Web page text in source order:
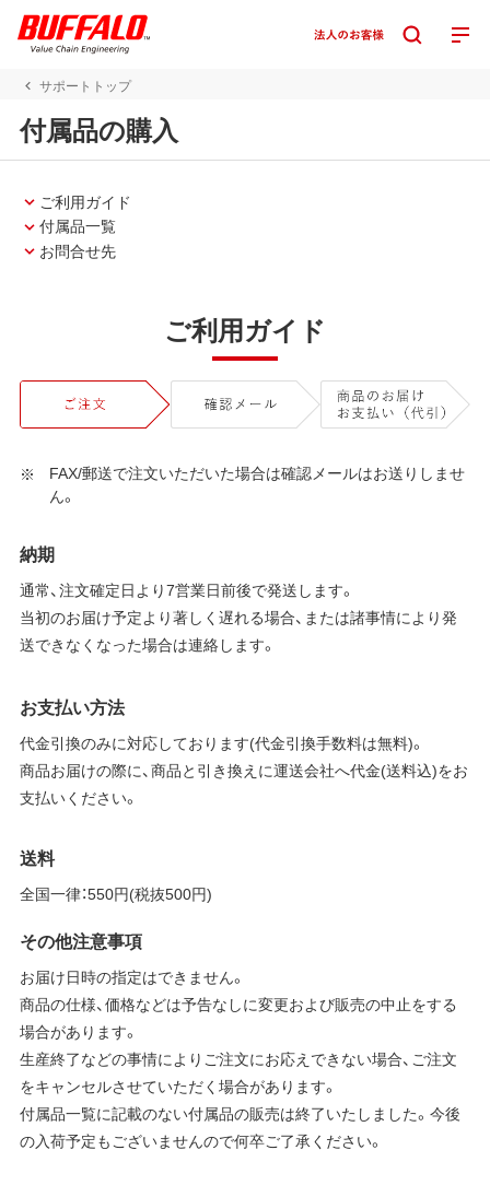
サポートトップ
付属品の購入
ご利用ガイド
付属品一覧
お問合せ先
ご利用ガイド
FAX/郵送で注文いただいた場合は確認メールはお送りしませ
ん。
納期
通常、注文確定日より7営業日前後で発送します。
当初のお届け予定より著しく遅れる場合、または諸事情により発
送できなくなった場合は連絡します。
お支払い方法
代金引換のみに対応しております(代金引換手数料は無料)。
商品お届けの際に、商品と引き換えに運送会社へ代金(送料込)をお
支払いください。
送料
全国一律：550円(税抜500円)
その他注意事項
お届け日時の指定はできません。
商品の仕様、価格などは予告なしに変更および販売の中止をする
場合があります。
生産終了などの事情によりご注文にお応えできない場合、ご注文
をキャンセルさせていただく場合があります。
付属品一覧に記載のない付属品の販売は終了いたしました。今後
の入荷予定もございませんので何卒ご了承ください。